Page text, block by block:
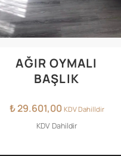
AĞIR OYMALI
BAŞLIK
₺29.601,00 KDV Dahilldir
KDV Dahildir